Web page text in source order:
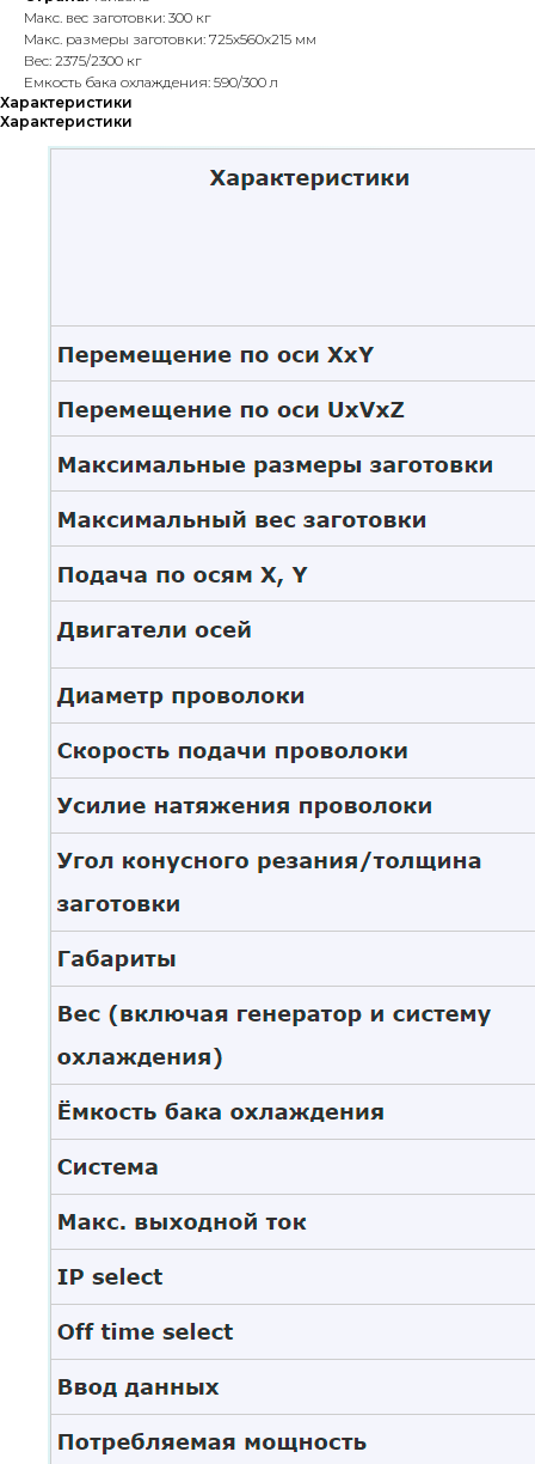
Макс. вес заготовки: 300 кг
Макс. размеры заготовки: 725х560х215 мм
Вес: 2375/2300 кг
Емкость бака охлаждения: 590/300 л
Характеристики
Характеристики